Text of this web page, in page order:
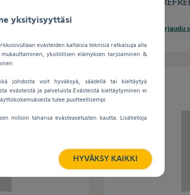
EOLIS 3D
Kirjaudu
yksityisyyttäsi
evästeiden kaltaisia teknisiä ratkaisuja alla
yksilöllisen elämyksen tarjoaminen &
johdosta voit hyväksyä, säädellä tai kieltäytyä
evästeistä ja palveluista.Evästeistä kieltäytyminen ei
tulee puutteellisempi.
milloin tahansa evästeasetusten kautta. Lisätietoja
HYVÄKSY KAIKKI